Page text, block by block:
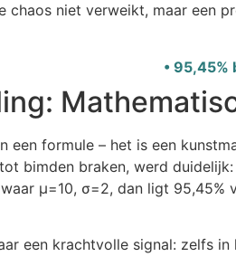
chaos niet verweikt, maar een
•
een formule – het is een
bimden braken, werd
μ=10, σ=2, dan ligt
een krachtvolle signal: zelfs